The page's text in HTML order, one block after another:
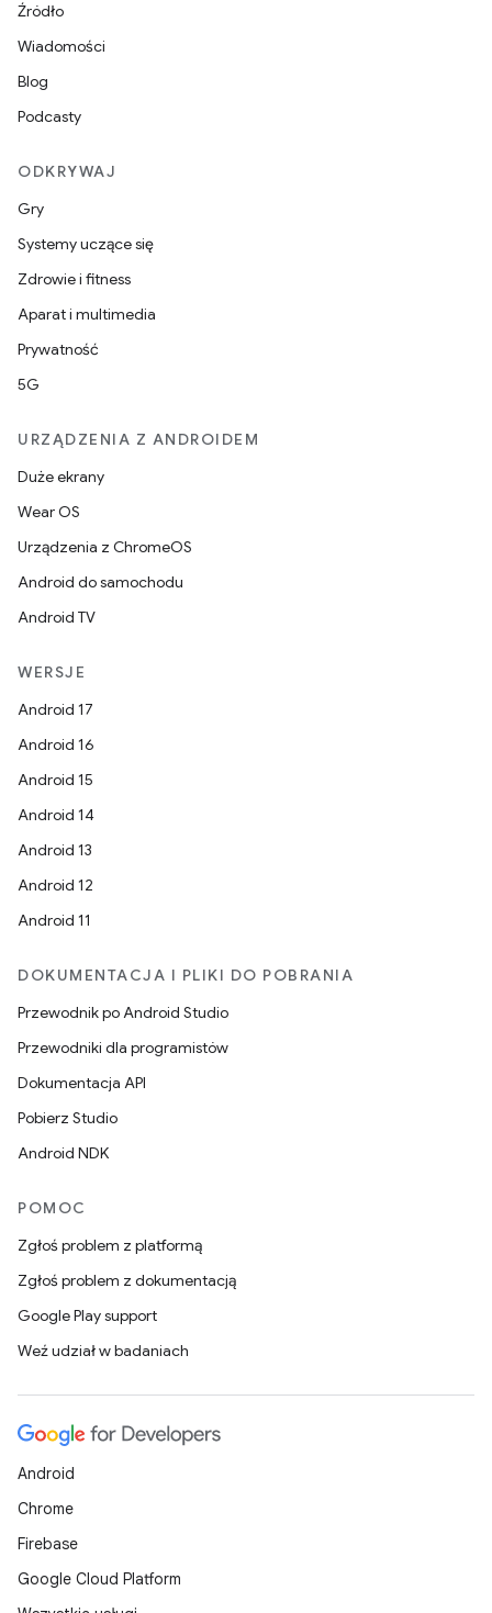
Źródło
Wiadomości
Blog
Podcasty
ODKRYWAJ
Gry
Systemy uczące się
Zdrowie i fitness
Aparat i multimedia
Prywatność
5G
URZĄDZENIA Z ANDROIDEM
Duże ekrany
Wear OS
Urządzenia z ChromeOS
Android do samochodu
Android TV
WERSJE
Android 17
Android 16
Android 15
Android 14
Android 13
Android 12
Android 11
DOKUMENTACJA I PLIKI DO POBRANIA
Przewodnik po Android Studio
Przewodniki dla programistów
Dokumentacja API
Pobierz Studio
Android NDK
POMOC
Zgłoś problem z platformą
Zgłoś problem z dokumentacją
Google Play support
Weź udział w badaniach
Android
Chrome
Firebase
Google Cloud Platform